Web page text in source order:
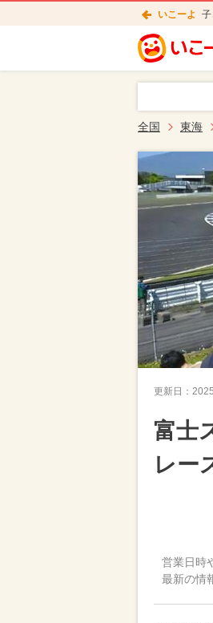
いこーよ 子
全国 東海
更新日：
富士
レー
営業日時
最新の情